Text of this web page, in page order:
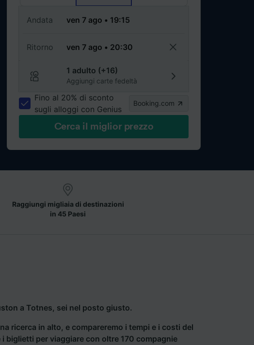
Andata
Ritorno
1 adulto (+16)
Aggiungi carte fedeltà
Fino al 20% di sconto
sugli alloggi con Genius
Booking.com
Cerca il miglior prezzo
Raggiungi migliaia di destinazioni
in 45 Paesi
a Totnes, sei nel posto giusto.
ricerca in alto, e compareremo i tempi e i costi del
biglietti per viaggiare con oltre 170 compagnie